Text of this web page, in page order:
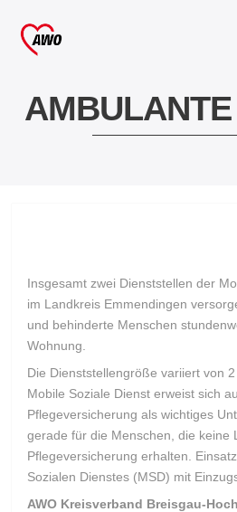
Insgesamt zwei Dienststellen der
im Landkreis Emmendingen
und behinderte Menschen
Wohnung.
Die Dienststellengröße variiert von
Mobile Soziale Dienst erweist sich
Pflegeversicherung als wichtiges
gerade für die Menschen, die keine
Pflegeversicherung erhalten.
Sozialen Dienstes (MSD) mit
AWO Kreisverband Breisgau-